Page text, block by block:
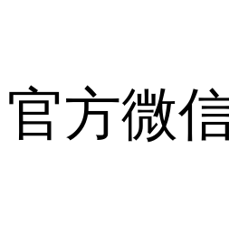
官方微